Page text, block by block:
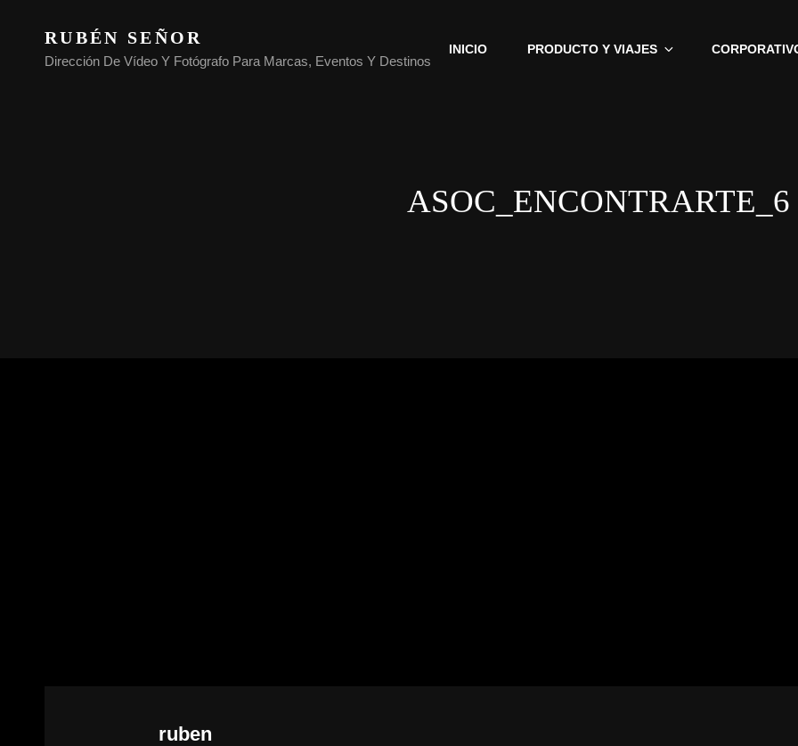
RUBÉN SEÑOR
Dirección De Vídeo Y Fotógrafo Para Marcas, Eventos Y Destinos
INICIO PRODUCTO Y VIAJES
ASOC_ENCONTRARTE_6
Autor:
ruben